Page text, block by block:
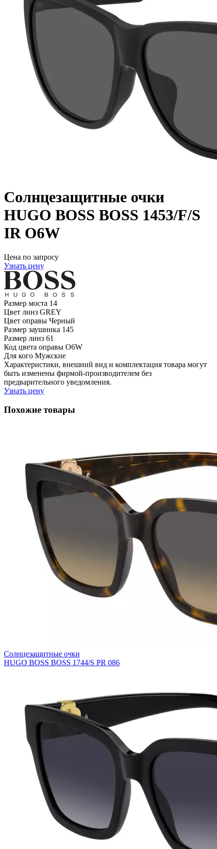
Солнцезащитные очки
HUGO BOSS BOSS 1453/F/S
IR O6W
Цена по запросу
Узнать цену
Размер моста 14
Цвет линз GREY
Цвет оправы Черный
Размер заушника 145
Размер линз 61
Код цвета оправы O6W
Для кого Мужские
Характеристики, внешний вид и комплектация товара могут
быть изменены фирмой-производителем без
предварительного уведомления.
Узнать цену
Похожие товары
Солнцезащитные очки
HUGO BOSS BOSS 1744/S PR 086